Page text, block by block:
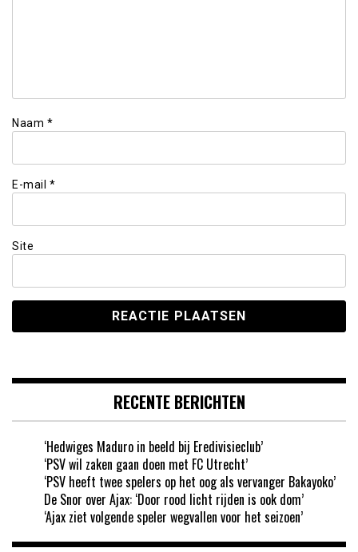
Naam *
E-mail *
Site
RECENTE BERICHTEN
‘Hedwiges Maduro in beeld bij Eredivisieclub’
‘PSV wil zaken gaan doen met FC Utrecht’
‘PSV heeft twee spelers op het oog als vervanger Bakayoko’
De Snor over Ajax: ‘Door rood licht rijden is ook dom’
‘Ajax ziet volgende speler wegvallen voor het seizoen’